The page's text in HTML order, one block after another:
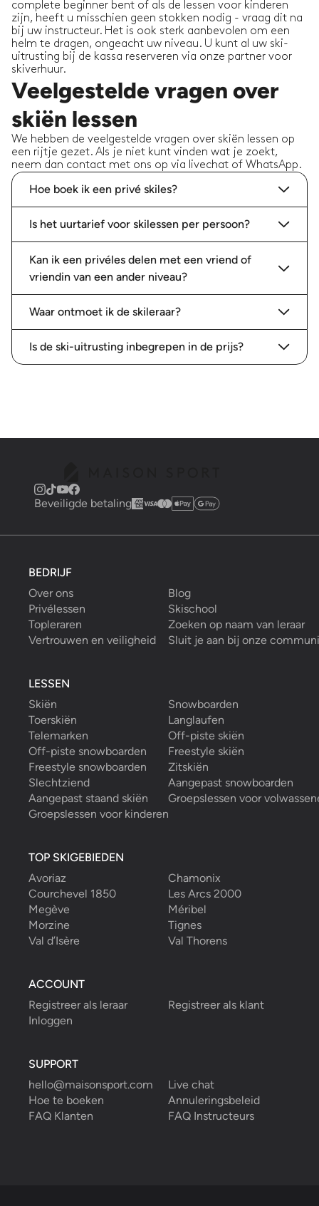
complete beginner bent of als de lessen voor kinderen
zijn, heeft u misschien geen stokken nodig - vraag dit na
bij uw instructeur. Het is ook sterk aanbevolen om een
helm te dragen, ongeacht uw niveau. U kunt al uw ski-
uitrusting bij de kassa reserveren via onze partner voor
skiverhuur.
Veelgestelde vragen over
skiën lessen
We hebben de veelgestelde vragen over skiën lessen op
een rijtje gezet. Als je niet kunt vinden wat je zoekt,
neem dan contact met ons op via livechat of WhatsApp.
Hoe boek ik een privé skiles?
Is het uurtarief voor skilessen per persoon?
Kan ik een privéles delen met een vriend of
vriendin van een ander niveau?
Waar ontmoet ik de skileraar?
Is de ski-uitrusting inbegrepen in de prijs?
Beveiligde betaling
BEDRIJF
Over ons
Blog
Privélessen
Skischool
Topleraren
Zoeken op naam van leraar
Vertrouwen en veiligheid
Sluit je aan bij onze
LESSEN
Skiën
Snowboarden
Toerskiën
Langlaufen
Telemarken
Off-piste skiën
Off-piste snowboarden
Freestyle skiën
Freestyle snowboarden
Zitskiën
Slechtziend
Aangepast snowboarden
Aangepast staand skiën
Groepslessen voor
Groepslessen voor kinderen
TOP SKIGEBIEDEN
Avoriaz
Chamonix
Courchevel 1850
Les Arcs 2000
Megève
Méribel
Morzine
Tignes
Val d’Isère
Val Thorens
ACCOUNT
Registreer als leraar
Registreer als klant
Inloggen
SUPPORT
hello@maisonsport.com
Live chat
Hoe te boeken
Annuleringsbeleid
FAQ Klanten
FAQ Instructeurs